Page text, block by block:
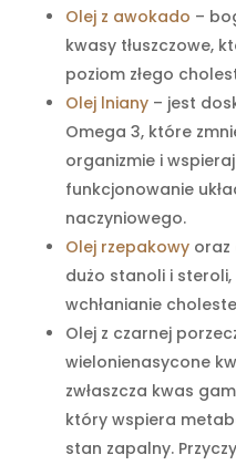
Olej z awokado –
kwasy tłuszczowe,
poziom złego
Olej lniany– jest
Omega 3, które
organizmie i
funkcjonowanie
naczyniowego.
Olej rzepakowyoraz
dużo stanoli i
wchłanianie
Olej z czarnej
wielonienasycone
zwłaszcza kwas
który wspiera
stan zapalny.